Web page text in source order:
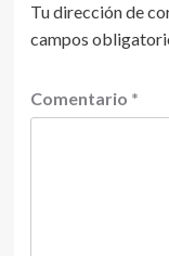
Tu dirección de
campos
Comentario *